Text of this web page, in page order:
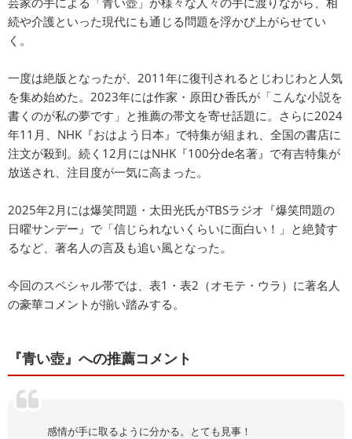
続や介護といった現代にも通じる問題を浮かび上がらせてい
く。
一度は絶版となったが、2011年に復刊されるとじわじわと人気
を集め始めた。2023年には作家・原田ひ香氏が「こんな小説を
書くのが私の夢です」と推薦の帯文を寄せ話題に。さらに2024
年11月、NHK『おはよう日本』で特集が組まれ、全国の書店に
注文が殺到。続く12月にはNHK『100分de名著』で有吉特集が
放送され、注目度が一気に高まった。
2025年2月には爆笑問題・太田光氏がTBSラジオ『爆笑問題の
日曜サンデー』で「信じられないくらいに面白い！」と絶賛す
るなど、著名人の言及も追い風となった。
今回のスペシャル帯では、表1・表2（オモテ・ウラ）に著名人
の豪華コメントが揃い踏みする。
『青い壺』への推薦コメント
感情が手に取るように分かる。とても見事！